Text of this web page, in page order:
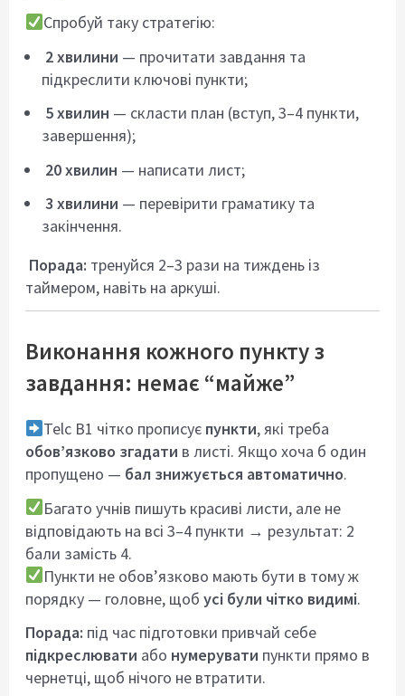
Спробуй таку стратегію:
2 хвилини — прочитати завдання та
підкреслити ключові пункти;
5 хвилин — скласти план (вступ, 3–4 пункти,
завершення);
20 хвилин — написати лист;
3 хвилини — перевірити граматику та
закінчення.
Порада: тренуйся 2–3 рази на тиждень із
таймером, навіть на аркуші.
Виконання кожного пункту з
завдання: немає “майже”
Telc B1 чітко прописує пункти, які треба
обов’язково згадати в листі. Якщо хоча б один
пропущено — бал знижується автоматично.
Багато учнів пишуть красиві листи, але не
відповідають на всі 3–4 пункти → результат: 2
бали замість 4.
Пункти не обов’язково мають бути в тому ж
порядку — головне, щоб усі були чітко видимі.
Порада: під час підготовки привчай себе
підкреслювати або нумерувати пункти прямо в
чернетці, щоб нічого не втратити.